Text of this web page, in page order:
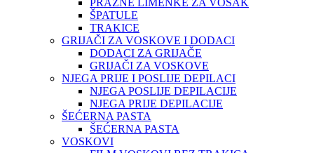
PRAZNE LIMENKE ZA VOSAK
ŠPATULE
TRAKICE
GRIJAČI ZA VOSKOVE I DODACI
DODACI ZA GRIJAČE
GRIJAČI ZA VOSKOVE
NJEGA PRIJE I POSLIJE DEPILACI
NJEGA POSLIJE DEPILACIJE
NJEGA PRIJE DEPILACIJE
ŠEĆERNA PASTA
ŠEĆERNA PASTA
VOSKOVI